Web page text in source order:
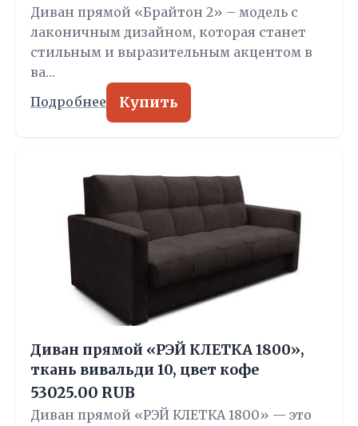
Диван прямой «Брайтон 2» – модель с
лаконичным дизайном, которая станет
стильным и выразительным акцентом в
ва…
Подробнее Купить
Диван прямой «РЭЙ КЛЕТКА 1800»,
ткань вивальди 10, цвет кофе
53025.00 RUB
Диван прямой «РЭЙ КЛЕТКА 1800» — это